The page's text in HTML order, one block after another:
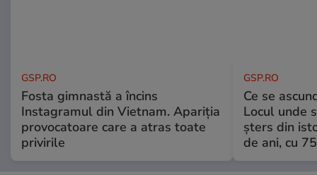
GSP.RO
Fosta gimnastă a încins
Instagramul din Vietnam. Apariția
provocatoare care a atras toate
privirile
GSP.RO
Ce se
Locul unde
șters din
de ani, cu